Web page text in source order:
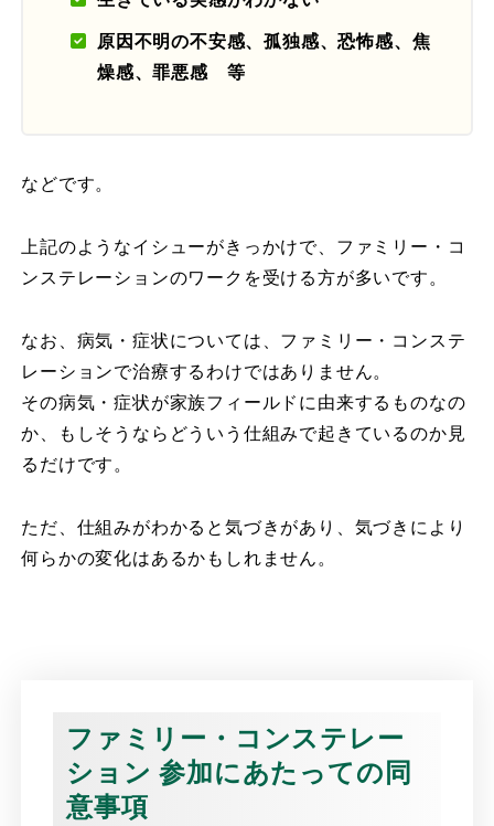
原因不明の不安感、孤独感、恐怖感、焦
燥感、罪悪感 等
などです。
上記のようなイシューがきっかけで、ファミリー・コ
ンステレーションのワークを受ける方が多いです。
なお、病気・症状については、ファミリー・コンステ
レーションで治療するわけではありません。
その病気・症状が家族フィールドに由来するものなの
か、もしそうならどういう仕組みで起きているのか見
るだけです。
ただ、仕組みがわかると気づきがあり、気づきにより
何らかの変化はあるかもしれません。
ファミリー・コンステレー
ション 参加にあたっての同
意事項